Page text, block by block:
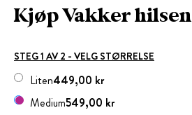
Kjøp Vakker hilsen
STEG 1 AV 2 - VELG STØRRELSE
449,00 kr
Liten
549,00 kr
Medium